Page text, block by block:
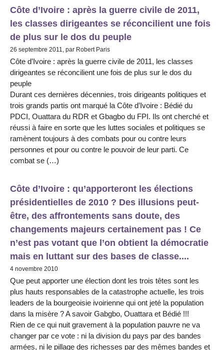
Côte d’Ivoire : après la guerre civile de 2011,
les classes dirigeantes se réconcilient une fois
de plus sur le dos du peuple
26 septembre 2011, par Robert Paris
Côte d’Ivoire : après la guerre civile de 2011, les classes
dirigeantes se réconcilient une fois de plus sur le dos du
peuple
Durant ces dernières décennies, trois dirigeants politiques et
trois grands partis ont marqué la Côte d’Ivoire : Bédié du
PDCI, Ouattara du RDR et Gbagbo du FPI. Ils ont cherché et
réussi à faire en sorte que les luttes sociales et politiques se
ramènent toujours à des combats pour ou contre leurs
personnes et pour ou contre le pouvoir de leur parti. Ce
combat se (…)
Côte d’Ivoire : qu’apporteront les élections
présidentielles de 2010 ? Des illusions peut-
être, des affrontements sans doute, des
changements majeurs certainement pas ! Ce
n’est pas votant que l’on obtient la démocratie
mais en luttant sur des bases de classe....
4 novembre 2010
Que peut apporter une élection dont les trois têtes sont les
plus hauts responsables de la catastrophe actuelle, les trois
leaders de la bourgeoisie ivoirienne qui ont jeté la population
dans la misère ? A savoir Gabgbo, Ouattara et Bédié !!!
Rien de ce qui nuit gravement à la population pauvre ne va
changer par ce vote : ni la division du pays par des bandes
armées, ni le pillage des richesses par des mêmes bandes et